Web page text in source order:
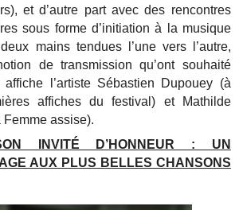
et d’autre part avec des rencontres
sous forme d’initiation à la musique
mains tendues l’une vers l’autre,
de transmission qu’ont souhaité
l’artiste Sébastien Dupouey (à
affiches du festival) et Mathilde
assise).
INVITÉ D’HONNEUR : UN
AUX PLUS BELLES CHANSONS